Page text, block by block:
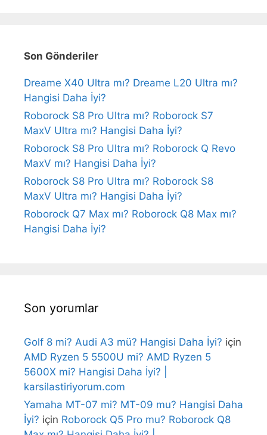
Son Gönderiler
Dreame X40 Ultra mı? Dreame L20 Ultra mı?
Hangisi Daha İyi?
Roborock S8 Pro Ultra mı? Roborock S7
MaxV Ultra mı? Hangisi Daha İyi?
Roborock S8 Pro Ultra mı? Roborock Q Revo
MaxV mı? Hangisi Daha İyi?
Roborock S8 Pro Ultra mı? Roborock S8
MaxV Ultra mı? Hangisi Daha İyi?
Roborock Q7 Max mı? Roborock Q8 Max mı?
Hangisi Daha İyi?
Son yorumlar
Golf 8 mi? Audi A3 mü? Hangisi Daha İyi? için
AMD Ryzen 5 5500U mi? AMD Ryzen 5
5600X mi? Hangisi Daha İyi? |
karsilastiriyorum.com
Yamaha MT-07 mi? MT-09 mu? Hangisi Daha
İyi? için Roborock Q5 Pro mu? Roborock Q8